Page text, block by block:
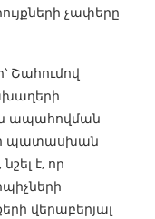
չափերը
Շահումով
ապահովման
ի պատասխան
է, որ
վերաբերյալ